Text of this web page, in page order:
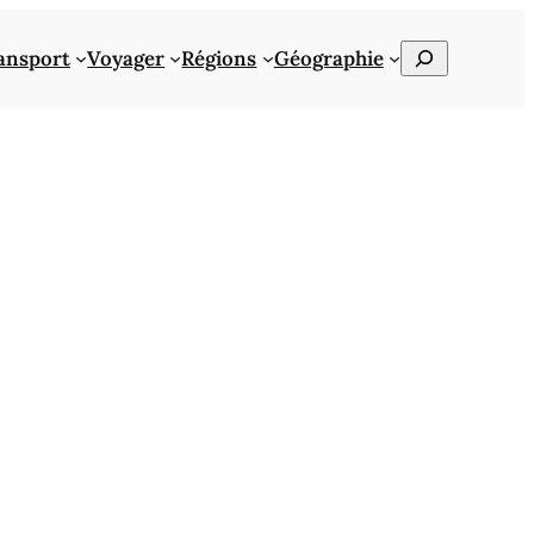
Voyager Régions Géographie Rechercher